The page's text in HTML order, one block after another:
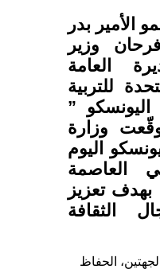
بدر
وزير
العامة
للتربية
اليونسكو ”
وزارة
اليوم
العاصمة
بهدف تعزيز
الثقافة
الحفاظ